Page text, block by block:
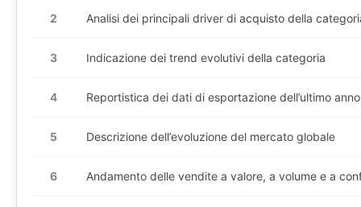
2 Analisi dei principali driver di acquisto della
3 Indicazione dei trend evolutivi della categoria
4 Reportistica dei dati di esportazione dell’ultimo anno
5 Descrizione dell’evoluzione del mercato globale
6 Andamento delle vendite a valore, a volume e a